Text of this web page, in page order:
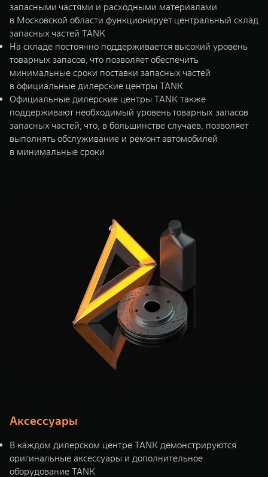
запасными частями и расходными материалами
в Московской области функционирует центральный склад
запасных частей TANK
На складе постоянно поддерживается высокий уровень
товарных запасов, что позволяет обеспечить
минимальные сроки поставки запасных частей
в официальные дилерские центры TANK
Официальные дилерские центры TANK также
поддерживают необходимый уровень товарных запасов
запасных частей, что, в большинстве случаев, позволяет
выполнять обслуживание и ремонт автомобилей
в минимальные сроки
Аксессуары
В каждом дилерском центре TANK демонстрируются
оригинальные аксессуары и дополнительное
оборудование TANK